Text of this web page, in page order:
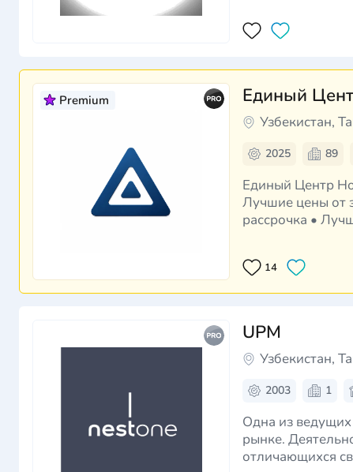
Premium Единый
Узбекистан,
2025 89
Единый Центр Новостроек Более 10 000 квартир от
Лучшие цены от
рассрочка •
14
UPM
Узбекистан,
2003 1
Одна из
рынке.
отличающихся